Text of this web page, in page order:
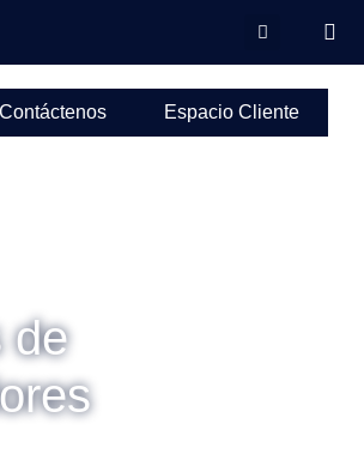
Contáctenos Espacio Cliente
de